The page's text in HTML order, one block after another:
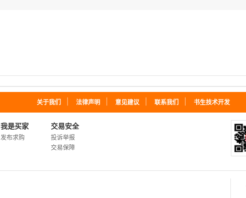
关于我们 法律声明 意见建议 联系我们 书生技术开发
我是买家
发布求购
交易安全
投诉举报
交易保障